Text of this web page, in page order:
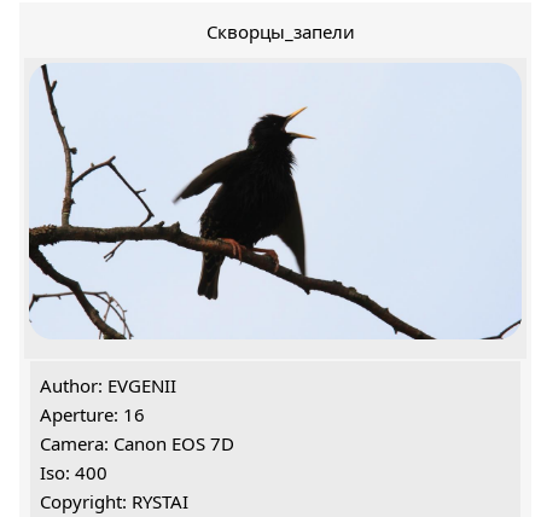
Скворцы_запели
Author: EVGENII
Aperture: 16
Camera: Canon EOS 7D
Iso: 400
Copyright: RYSTAI